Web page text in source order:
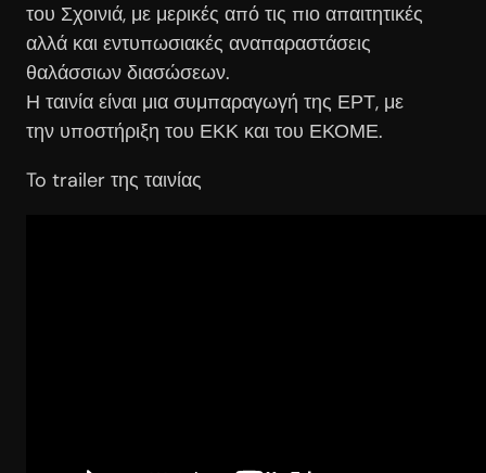
του Σχοινιά, με μερικές από τις πιο απαιτητικές
αλλά και εντυπωσιακές αναπαραστάσεις
θαλάσσιων διασώσεων.
Η ταινία είναι μια συμπαραγωγή της ΕΡΤ, με
την υποστήριξη του ΕΚΚ και του ΕΚΟΜΕ.
To trailer της ταινίας